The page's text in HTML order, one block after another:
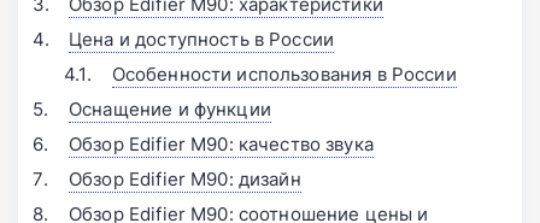
Цена и доступность в России
Особенности использования в России
Оснащение и функции
Обзор Edifier M90: качество звука
Обзор Edifier M90: дизайн
Обзор Edifier M90: соотношение цены и